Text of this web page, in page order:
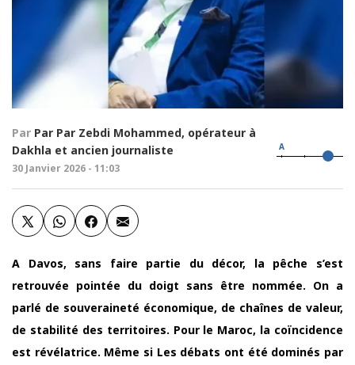
Par Par Par Zebdi Mohammed, opérateur à
Dakhla et ancien journaliste
30 Janvier 2026 - 11:03
A
A Davos, sans faire partie du décor, la pêche s’est
retrouvée pointée du doigt sans être nommée. On a
parlé de souveraineté économique, de chaînes de valeur,
de stabilité des territoires. Pour le Maroc, la coïncidence
est révélatrice. Même si Les débats ont été dominés par